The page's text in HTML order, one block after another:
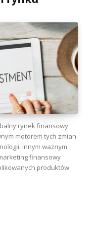
rynek finansowy
motorem tych zmian
Innym ważnym
finansowy
produktów